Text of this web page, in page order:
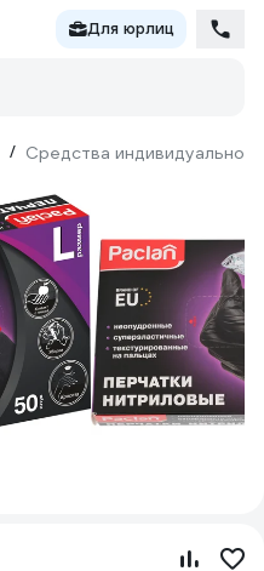
Для юрлиц
/ Средства индивидуальной